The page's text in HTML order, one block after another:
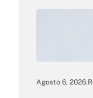
Agosto 6, 2026.